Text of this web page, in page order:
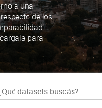
a una
de los
para